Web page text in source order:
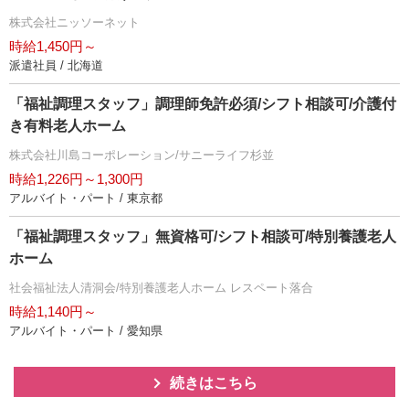
株式会社ニッソーネット
時給1,450円～
派遣社員 / 北海道
「福祉調理スタッフ」調理師免許必須/シフト相談可/介護付
き有料老人ホーム
株式会社川島コーポレーション/サニーライフ杉並
時給1,226円～1,300円
アルバイト・パート / 東京都
「福祉調理スタッフ」無資格可/シフト相談可/特別養護老人
ホーム
社会福祉法人清洞会/特別養護老人ホーム レスペート落合
時給1,140円～
アルバイト・パート / 愛知県
続きはこちら